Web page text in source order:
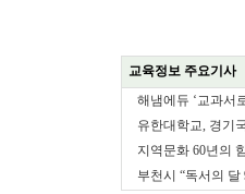
교육정보 주요기사
해냄에듀 ‘교과서
유한대학교, 경기
지역문화 60년의
부천시 “독서의 달